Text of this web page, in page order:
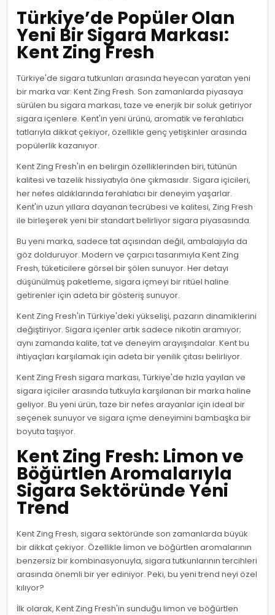
Türkiye’de Popüler Olan
Yeni Bir Sigara Markası:
Kent Zing Fresh
Türkiye'de sigara tutkunları arasında heyecan yaratan yeni
bir marka var: Kent Zing Fresh. Son zamanlarda piyasaya
sürülen bu sigara markası, taze ve enerjik bir soluk getiriyor
sigara içenlere. Kent'in yeni ürünü, aromatik ve ferahlatıcı
tatlarıyla dikkat çekiyor, özellikle genç yetişkinler arasında
popülerlik kazanıyor.
Kent Zing Fresh'in en belirgin özelliklerinden biri, tütünün
kalitesi ve tazelik hissiyatıyla öne çıkmasıdır. Sigara içicileri,
her nefes aldıklarında ferahlatıcı bir deneyim yaşarlar.
Kent'in uzun yıllara dayanan tecrübesi ve kalitesi, Zing Fresh
ile birleşerek yeni bir standart belirliyor sigara piyasasında.
Bu yeni marka, sadece tat açısından değil, ambalajıyla da
göz dolduruyor. Modern ve çarpıcı tasarımıyla Kent Zing
Fresh, tüketicilere görsel bir şölen sunuyor. Her detayı
düşünülmüş paketleme, sigara içmeyi bir ritüel haline
getirenler için adeta bir gösteriş sunuyor.
Kent Zing Fresh'in Türkiye'deki yükselişi, pazarın dinamiklerini
değiştiriyor. Sigara içenler artık sadece nikotin aramıyor;
aynı zamanda kalite, tat ve deneyim arayışındalar. Kent bu
ihtiyaçları karşılamak için adeta bir yenilik çıtası belirliyor.
Kent Zing Fresh sigara markası, Türkiye'de hızla yayılan ve
sigara içiciler arasında tutkuyla karşılanan bir marka haline
geliyor. Bu yeni ürün, taze bir nefes arayanlar için ideal bir
seçenek sunuyor ve sigara içme deneyimini bambaşka bir
boyuta taşıyor.
Kent Zing Fresh: Limon ve
Böğürtlen Aromalarıyla
Sigara Sektöründe Yeni
Trend
Kent Zing Fresh, sigara sektöründe son zamanlarda büyük
bir dikkat çekiyor. Özellikle limon ve böğürtlen aromalarının
benzersiz bir kombinasyonuyla, sigara tutkunlarının tercihleri
arasında önemli bir yer ediniyor. Peki, bu yeni trend neyi özel
kılıyor?
İlk olarak, Kent Zing Fresh'in sunduğu limon ve böğürtlen